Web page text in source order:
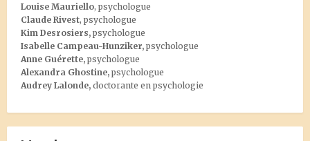
Louise Mauriello, psychologue
Claude Rivest, psychologue
Kim Desrosiers, psychologue
Isabelle Campeau-Hunziker, psychologue
Anne Guérette, psychologue
Alexandra Ghostine, psychologue
Audrey Lalonde, doctorante en psychologie